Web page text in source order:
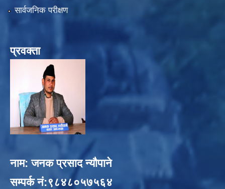
सार्वजनिक परीक्षण
प्रवक्ता
नाम: जनक प्रसाद न्यौपाने
सम्पर्क नं:९८४८०५७५६४